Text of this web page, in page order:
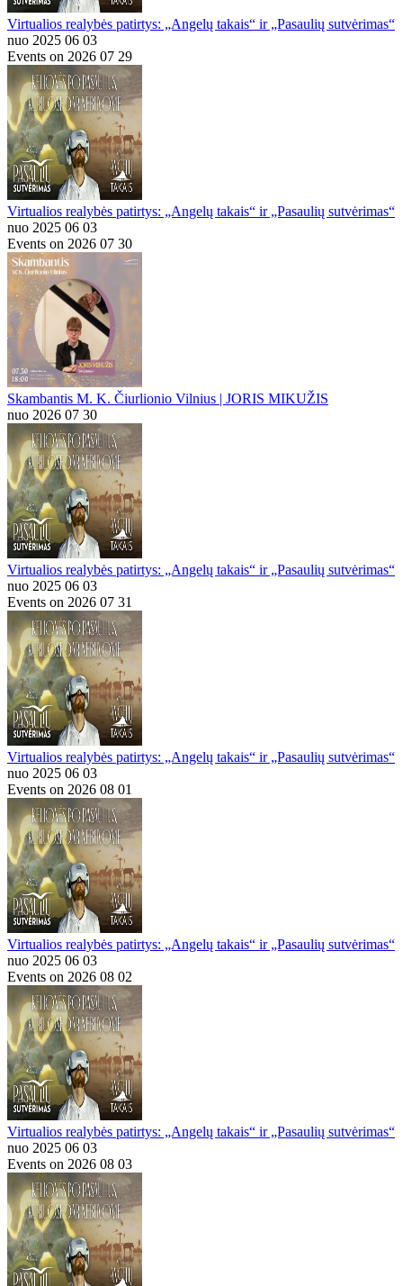
Virtualios realybės patirtys: „Angelų takais“ ir „Pasaulių sutvėrimas“
nuo 2025 06 03
Events on 2026 07 29
Virtualios realybės patirtys: „Angelų takais“ ir „Pasaulių sutvėrimas“
nuo 2025 06 03
Events on 2026 07 30
Skambantis M. K. Čiurlionio Vilnius | JORIS MIKUŽIS
nuo 2026 07 30
Virtualios realybės patirtys: „Angelų takais“ ir „Pasaulių sutvėrimas“
nuo 2025 06 03
Events on 2026 07 31
Virtualios realybės patirtys: „Angelų takais“ ir „Pasaulių sutvėrimas“
nuo 2025 06 03
Events on 2026 08 01
Virtualios realybės patirtys: „Angelų takais“ ir „Pasaulių sutvėrimas“
nuo 2025 06 03
Events on 2026 08 02
Virtualios realybės patirtys: „Angelų takais“ ir „Pasaulių sutvėrimas“
nuo 2025 06 03
Events on 2026 08 03